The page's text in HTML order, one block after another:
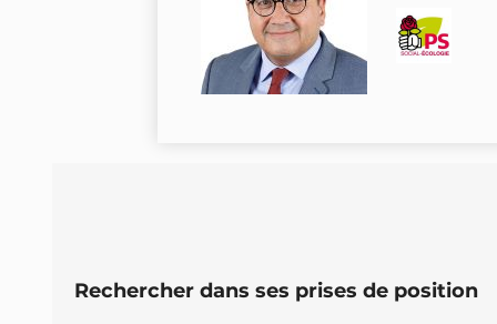
Rechercher dans ses prises de position